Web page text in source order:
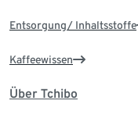
Entsorgung/ Inhaltsstoffe
Kaffeewissen
Über Tchibo